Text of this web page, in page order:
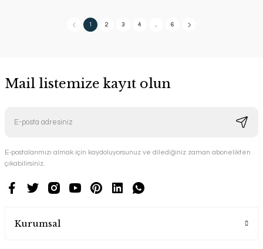
1 2 3 4 6
Mail listemize kayıt olun
E-postalarımızı almak için kaydoluyorsunuz ve dilediğiniz zaman abonelikten
çıkabilirsiniz.
Kurumsal